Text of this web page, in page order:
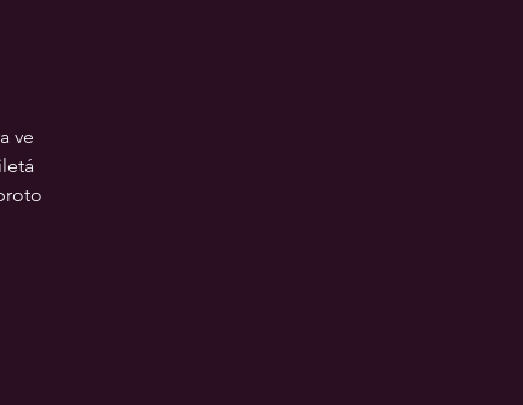
ve